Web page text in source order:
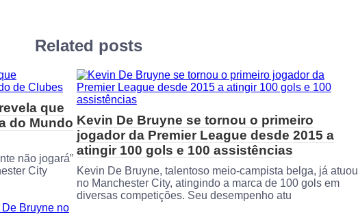
Related posts
que
do Mundo
não jogará”
City
Kevin De Bruyne se tornou o primeiro
jogador da Premier League desde 2015 a
atingir 100 gols e 100 assistências
Kevin De Bruyne, talentoso meio-campista belga, já atuou
no Manchester City, atingindo a marca de 100 gols em
diversas competições. Seu desempenho atu